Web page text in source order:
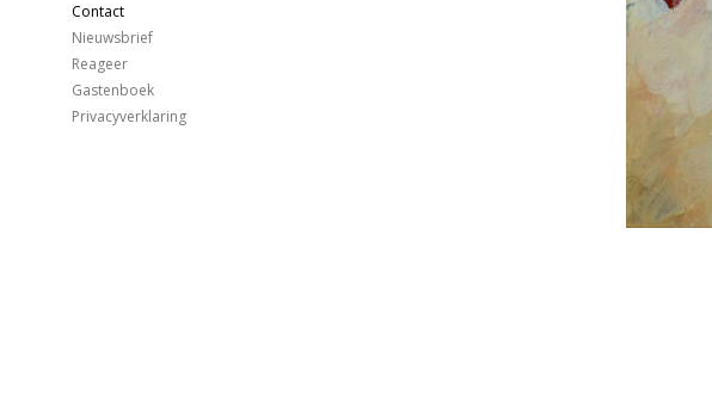
Contact
Nieuwsbrief
Reageer
Gastenboek
Privacyverklaring